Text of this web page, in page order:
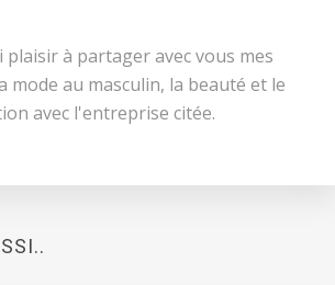
plaisir à partager avec vous mes
au masculin, la beauté et le
avec l'entreprise citée.